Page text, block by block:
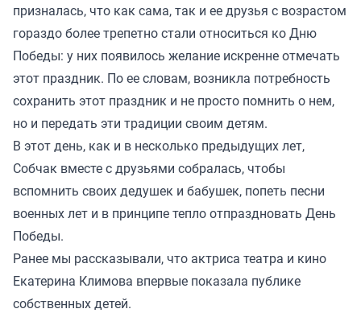
призналась, что как сама, так и ее друзья с возрастом
гораздо более трепетно стали относиться ко Дню
Победы: у них появилось желание искренне отмечать
этот праздник. По ее словам, возникла потребность
сохранить этот праздник и не просто помнить о нем,
но и передать эти традиции своим детям.
В этот день, как и в несколько предыдущих лет,
Собчак вместе с друзьями собралась, чтобы
вспомнить своих дедушек и бабушек, попеть песни
военных лет и в принципе тепло отпраздновать День
Победы.
Ранее мы рассказывали, что актриса театра и кино
Екатерина Климова впервые показала публике
собственных детей.